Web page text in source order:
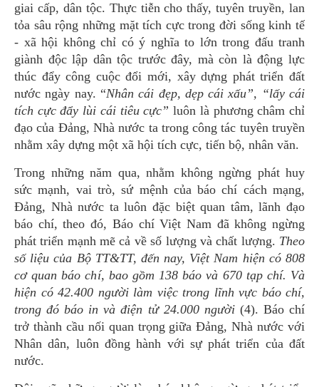
giai cấp, dân tộc. Thực tiễn cho thấy, tuyên truyền, lan
tỏa sâu rộng những mặt tích cực trong đời sống kinh tế
- xã hội không chỉ có ý nghĩa to lớn trong đấu tranh
giành độc lập dân tộc trước đây, mà còn là động lực
thúc đẩy công cuộc đổi mới, xây dựng phát triển đất
nước ngày nay. “Nhân cái đẹp, dẹp cái xấu”, “lấy cái
tích cực đẩy lùi cái tiêu cực” luôn là phương châm chỉ
đạo của Đảng, Nhà nước ta trong công tác tuyên truyền
nhằm xây dựng một xã hội tích cực, tiến bộ, nhân văn.
Trong những năm qua, nhằm không ngừng phát huy
sức mạnh, vai trò, sứ mệnh của báo chí cách mạng,
Đảng, Nhà nước ta luôn đặc biệt quan tâm, lãnh đạo
báo chí, theo đó, Báo chí Việt Nam đã không ngừng
phát triển mạnh mẽ cả về số lượng và chất lượng. Theo
số liệu của Bộ TT&TT, đến nay, Việt Nam hiện có 808
cơ quan báo chí, bao gồm 138 báo và 670 tạp chí. Và
hiện có 42.400 người làm việc trong lĩnh vực báo chí,
trong đó báo in và điện tử 24.000 người(4). Báo chí
trở thành cầu nối quan trọng giữa Đảng, Nhà nước với
Nhân dân, luôn đồng hành với sự phát triển của đất
nước.